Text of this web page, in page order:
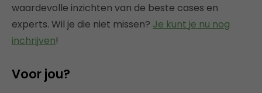
waardevolle inzichten van de beste cases en
experts. Wil je die niet missen? Je kunt je nu nog
inchrijven!
Voor jou?